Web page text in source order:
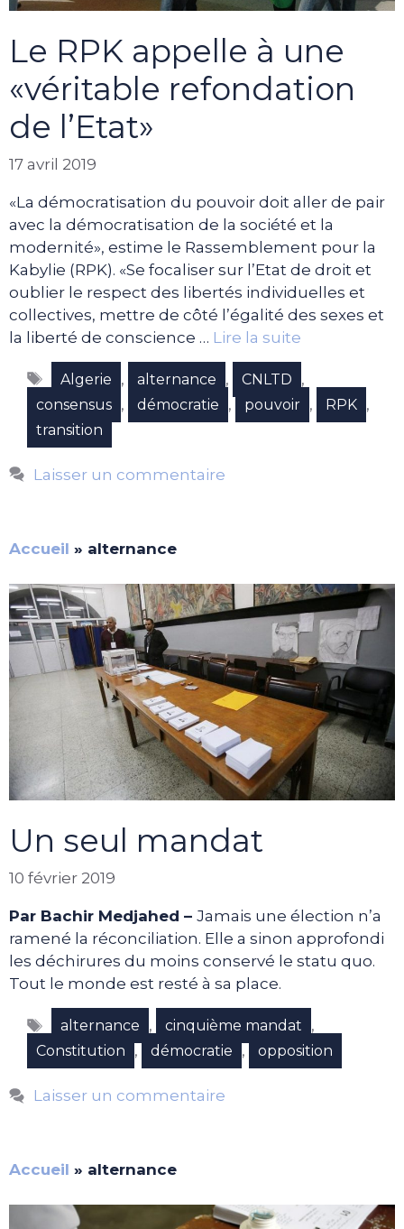
Le RPK appelle à une
«véritable refondation
de l’Etat»
17 avril 2019
«La démocratisation du pouvoir doit aller de pair
avec la démocratisation de la société et la
modernité», estime le Rassemblement pour la
Kabylie (RPK). «Se focaliser sur l’Etat de droit et
oublier le respect des libertés individuelles et
collectives, mettre de côté l’égalité des sexes et
la liberté de conscience … Lire la suite
Étiquettes
Algerie , alternance , CNLTD ,
consensus , démocratie , pouvoir , RPK ,
transition
Laisser un commentaire
Accueil » alternance
Un seul mandat
10 février 2019
Par Bachir Medjahed – Jamais une élection n’a
ramené la réconciliation. Elle a sinon approfondi
les déchirures du moins conservé le statu quo.
Tout le monde est resté à sa place.
Étiquettes
alternance , cinquième mandat ,
Constitution , démocratie , opposition
Laisser un commentaire
Accueil » alternance